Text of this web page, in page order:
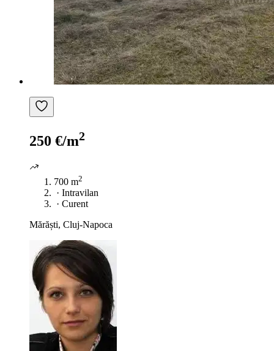
250 €/m2
700 m2
· Intravilan
· Curent
Mărăști, Cluj-Napoca